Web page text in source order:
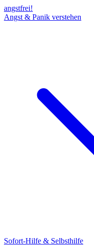
angstfrei!
Angst & Panik verstehen
Sofort-Hilfe & Selbsthilfe